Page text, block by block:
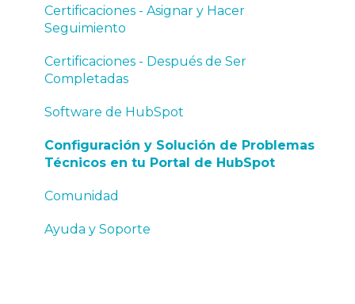
Set Up and Troubleshooting Your HubSpot
Account
Community
Certificaciones - Asignar y Hacer
Seguimiento
Certificaciones - Después de Ser
Completadas
Software de HubSpot
Configuración y Solución de Problemas
Técnicos en tu Portal de HubSpot
Comunidad
Ayuda y Soporte